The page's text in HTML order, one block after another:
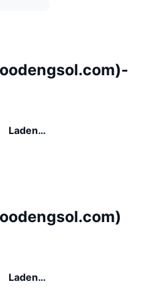
Laden…
Laden…